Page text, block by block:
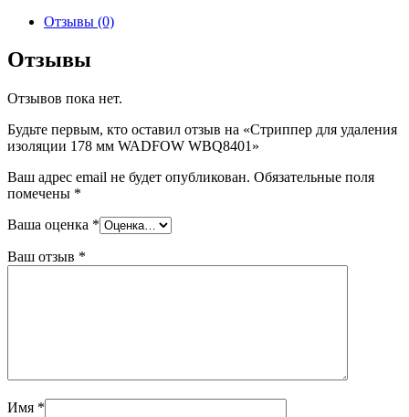
Отзывы (0)
Отзывы
Отзывов пока нет.
Будьте первым, кто оставил отзыв на «Стриппер для удаления
изоляции 178 мм WADFOW WBQ8401»
Ваш адрес email не будет опубликован. Обязательные поля
помечены *
Ваша оценка *
Ваш отзыв *
Имя *